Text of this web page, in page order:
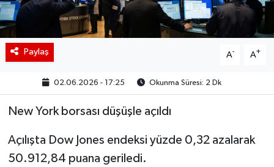
Paylaş A- A+
02.06.2026 - 17:25 Okunma Süresi: 2 Dk
New York borsası düşüşle açıldı
Açılışta Dow Jones endeksi yüzde 0,32 azalarak
50.912,84 puana geriledi.
BIST 100 Isı Haritası
Coin Isı Haritası
Ekonomik Takvim
Kiripto Para Piyasası
Gizlilik Sözleşmesi